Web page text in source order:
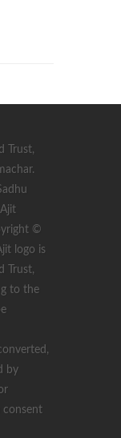
Trust,
©
logo is
Trust,
to the
by